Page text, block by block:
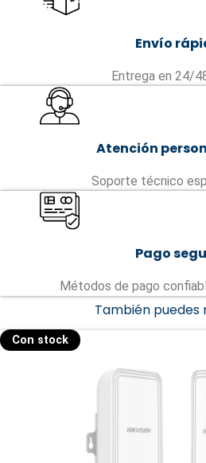
Envío
Entrega en 24/
Atención
Soporte técnico
Pago
Métodos de pago
También puedes
Con stock